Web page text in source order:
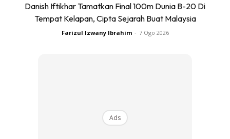
Ads
Kebangsaan St John atau dikenali sebagai St. JOhn’s
Danish Iftikhar Tamatkan Final 100m Dunia B-20 Di
Tempat Kelapan, Cipta Sejarah Buat Malaysia
Farizul Izwany Ibrahim - 7 Ogo 2026
Ads